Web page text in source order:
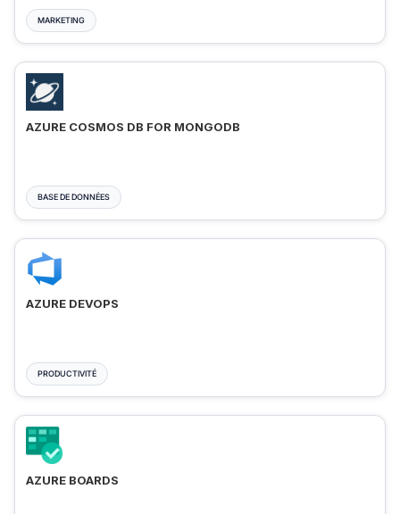
MARKETING
AZURE COSMOS DB FOR MONGODB
BASE DE DONNÉES
AZURE DEVOPS
PRODUCTIVITÉ
AZURE BOARDS